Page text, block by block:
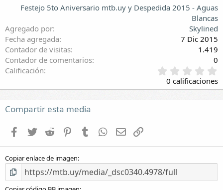
Festejo 5to Aniversario mtb.uy y Despedida 2015 - Aguas
Blancas
Agregado por
Skylined
Fecha agregada
7 Dic 2015
Contador de visitas
1.419
Contador de comentarios
0
Calificación
,
0
0
(
0 calificaciones
Compartir esta media
Facebook
Twitter Reddit PinterestTumblr WhatsApp
E-mail
Copiar enlace de imagen